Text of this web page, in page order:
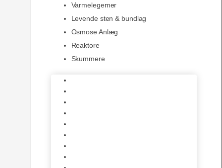
Varmelegemer
Levende sten & bundlag
Osmose Anlæg
Reaktore
Skummere